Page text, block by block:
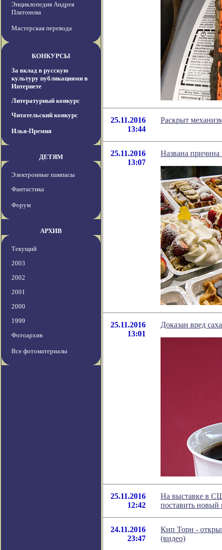
Энциклопедия Андрея
Платонова
Мастерская перевода
КОНКУРСЫ
За вклад в русскую
культуру публикациями в
Интернете
Литературный конкурс
Читательский конкурс
Илья-Премия
ДЕТЯМ
Электронные пампасы
Фантастика
Форум
АРХИВ
Текущий
2003
2002
2001
2000
1999
Фотоархив
Все фотоматериалы
25.11.2016
13:44
Раскрыт
25.11.2016
13:07
Названа причина
25.11.2016
13:01
Доказан вред
25.11.2016
12:42
На выставке в
поставить новый
24.11.2016
23:47
Кип Торн -
(видео)